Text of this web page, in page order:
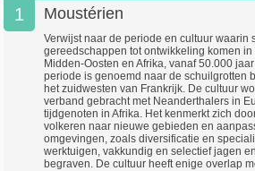
1 Moustérien
Verwijst naar de periode en cultuur waarin
gereedschappen tot ontwikkeling komen
Midden-Oosten en Afrika, vanaf 50.000
periode is genoemd naar de schuilgrotten
het zuidwesten van Frankrijk. De cultuur
verband gebracht met Neanderthalers in
tijdgenoten in Afrika. Het kenmerkt zich
volkeren naar nieuwe gebieden en
omgevingen, zoals diversificatie en
werktuigen, vakkundig en selectief jagen
begraven. De cultuur heeft enige overlap